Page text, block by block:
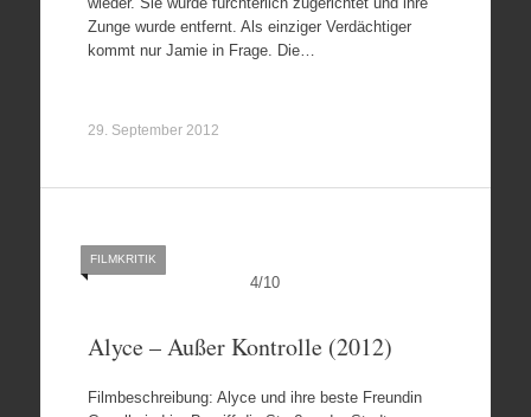
Zunge wurde entfernt. Als einziger Verdächtiger
kommt nur Jamie in Frage. Die…
29. September 2012
4/10
FILMKRITIK
Alyce – Außer Kontrolle (2012)
Filmbeschreibung: Alyce und ihre beste Freundin